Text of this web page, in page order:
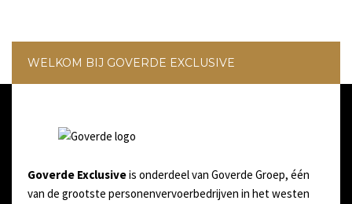
WELKOM BIJ GOVERDE EXCLUSIVE
Goverde Exclusiveis onderdeel van Goverde Groep, één
van de grootste personenvervoerbedrijven in het westen